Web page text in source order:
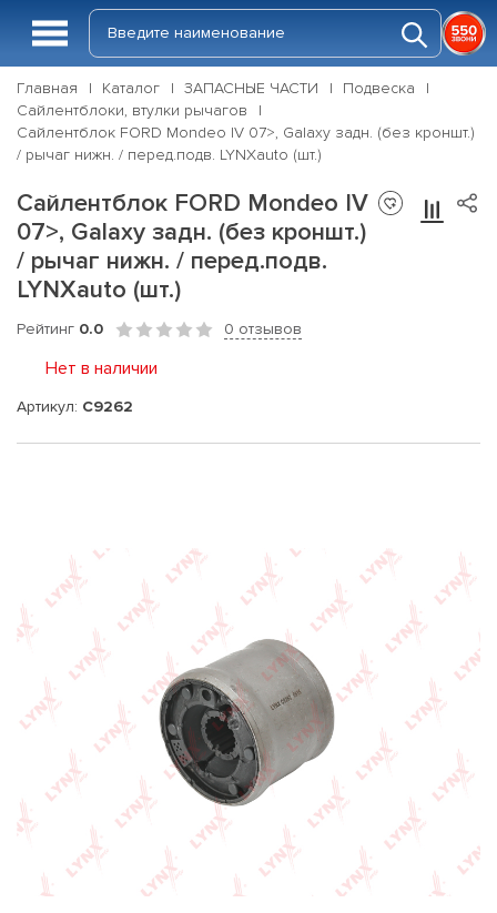
Главная Каталог ЗАПАСНЫЕ ЧАСТИ
Подвеска
Сайлентблоки, втулки рычагов
Сайлентблок FORD Mondeo IV 07>, Galaxy задн. (без кроншт.)
/ рычаг нижн. / перед.подв. LYNXauto (шт.)
Сайлентблок FORD Mondeo IV
07>, Galaxy задн. (без кроншт.)
/ рычаг нижн. / перед.подв.
LYNXauto (шт.)
Рейтинг 0.0 0 отзывов
Нет в наличии
Артикул: C9262